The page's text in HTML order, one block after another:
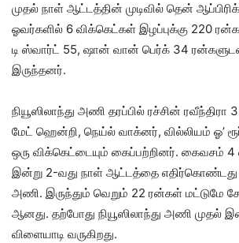
முதல் நாள் ஆட்டத்தின் முடிவில் தென்
ஓவர்களில் 6 விக்கெட்கள் இழப்புக்கு 220
டி ஸ்வார்ட் 55, ஷான் வான் பெர்க் 34
இருந்தனர்.
நியூஸிலாந்து அணி தரப்பில் ரச்சின்
மேட் ஹென்றி, நெய்ல் வாக்னர், வில்லியம் ஓ’
ஒரு விக்கெட்டையும் கைப்பற்றினர். கைவசம்
இன்று 2-வது நாள் ஆட்டத்தை எதிர்கொண்டது
அணி. இருந்தும் வெறும் 22 ரன்கள் மட்டுமே
ஆனது. தற்போது நியூஸிலாந்து அணி முதல்
விளையாடி வருகிறது.